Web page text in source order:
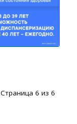
Страница 6 из 6